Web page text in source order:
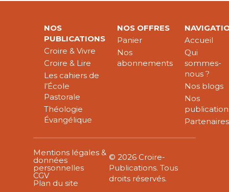
NOS
PUBLICATIONS
Croire & Vivre
Croire & Lire
Les cahiers de
l’École
Pastorale
Théologie
Évangélique
NOS OFFRES
Panier
Nos
abonnements
Accueil
Qui
sommes-
nous ?
Nos blogs
Nos
Partenaires
Mentions légales &
données
personnelles
CGV
Plan du site
© 2026 Croire-
Publications. Tous
droits réservés.